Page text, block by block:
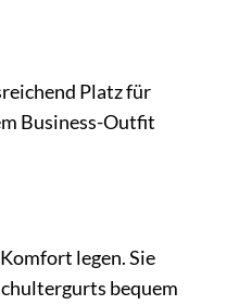
Platz für
Business-Outfit
legen. Sie
bequem